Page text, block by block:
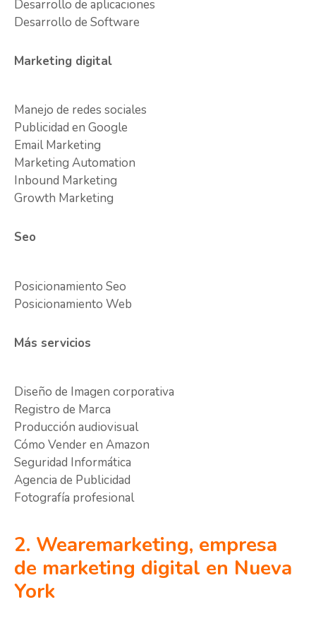
Desarrollo de aplicaciones
Desarrollo de Software
Marketing digital
Manejo de redes sociales
Publicidad en Google
Email Marketing
Marketing Automation
Inbound Marketing
Growth Marketing
Seo
Posicionamiento Seo
Posicionamiento Web
Más servicios
Diseño de Imagen corporativa
Registro de Marca
Producción audiovisual
Cómo Vender en Amazon
Seguridad Informática
Agencia de Publicidad
Fotografía profesional
2. Wearemarketing, empresa
de marketing digital en Nueva
York